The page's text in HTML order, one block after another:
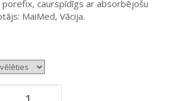
caurspīdīgs ar absorbējošu
MaiMed, Vācija.